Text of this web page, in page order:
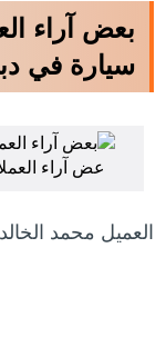
بعض آراء
سيارة في
عض آراء
العميل محمد